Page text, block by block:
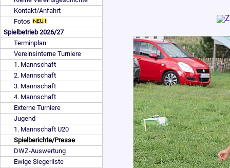
Kontakt/Anfahrt
Fotos
Spielbetrieb 2026/27
Terminplan
Vereinsinterne Turniere
1. Mannschaft
2. Mannschaft
3. Mannschaft
4. Mannschaft
Externe Turniere
Jugend
1. Mannschaft U20
Spielberichte/Presse
DWZ-Auswertung
Ewige Siegerliste